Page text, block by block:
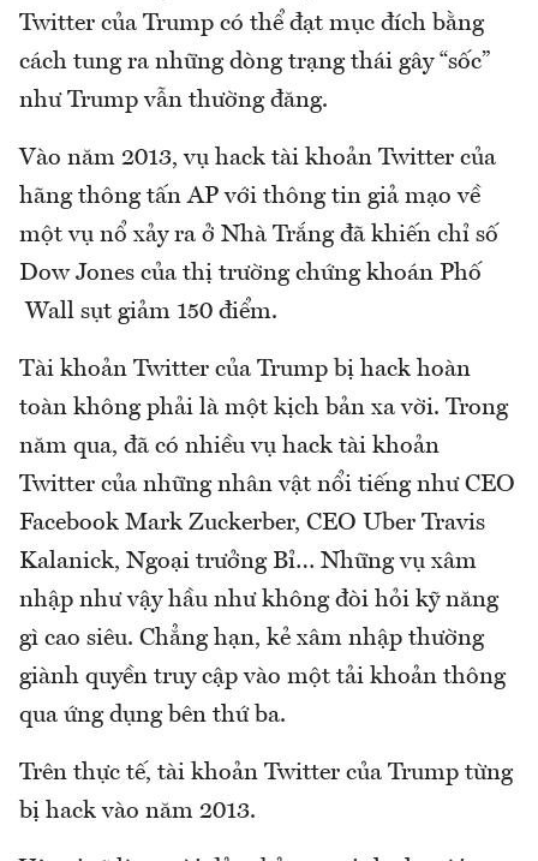
Twitter của Trump có thể đạt mục đích bằng
cách tung ra những dòng trạng thái gây “sốc”
như Trump vẫn thường đăng.
Vào năm 2013, vụ hack tài khoản Twitter của
hãng thông tấn AP với thông tin giả mạo về
một vụ nổ xảy ra ở Nhà Trắng đã khiến chỉ số
Dow Jones của thị trường chứng khoán Phố
Wall sụt giảm 150 điểm.
Tài khoản Twitter của Trump bị hack hoàn
toàn không phải là một kịch bản xa vời. Trong
năm qua, đã có nhiều vụ hack tài khoản
Twitter của những nhân vật nổi tiếng như CEO
Facebook Mark Zuckerber, CEO Uber Travis
Kalanick, Ngoại trưởng Bỉ… Những vụ xâm
nhập như vậy hầu như không đòi hỏi kỹ năng
gì cao siêu. Chẳng hạn, kẻ xâm nhập thường
giành quyền truy cập vào một tải khoản thông
qua ứng dụng bên thứ ba.
Trên thực tế, tài khoản Twitter của Trump từng
bị hack vào năm 2013.